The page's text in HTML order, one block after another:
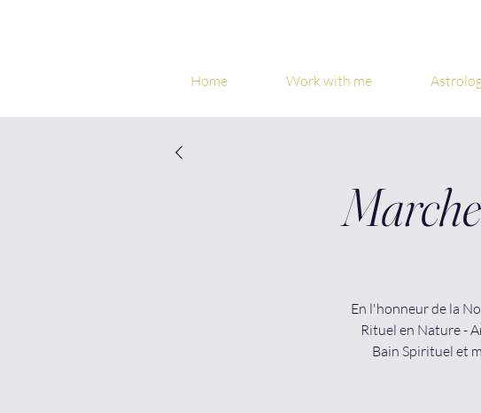
Home Work with me
En l'honneur de la
Rituel en Nature -
Bain Spirituel et